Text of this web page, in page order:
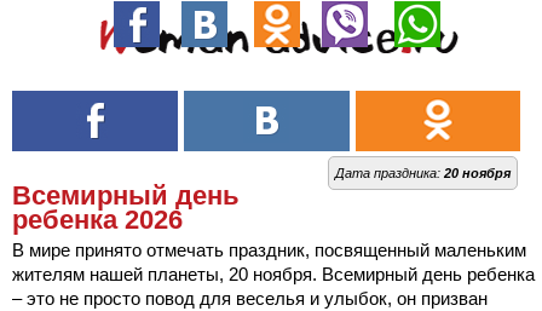
Дата праздника: 20 ноября
Всемирный день
ребенка 2026
В мире принято отмечать праздник, посвященный маленьким
жителям нашей планеты, 20 ноября. Всемирный день ребенка
– это не просто повод для веселья и улыбок, он призван